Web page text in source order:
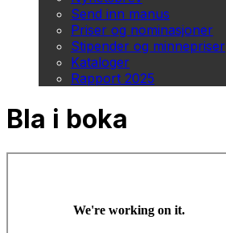
Send inn manus
Priser og nominasjoner
Stipender og minnepriser
Kataloger
Rapport 2025
Bla i boka